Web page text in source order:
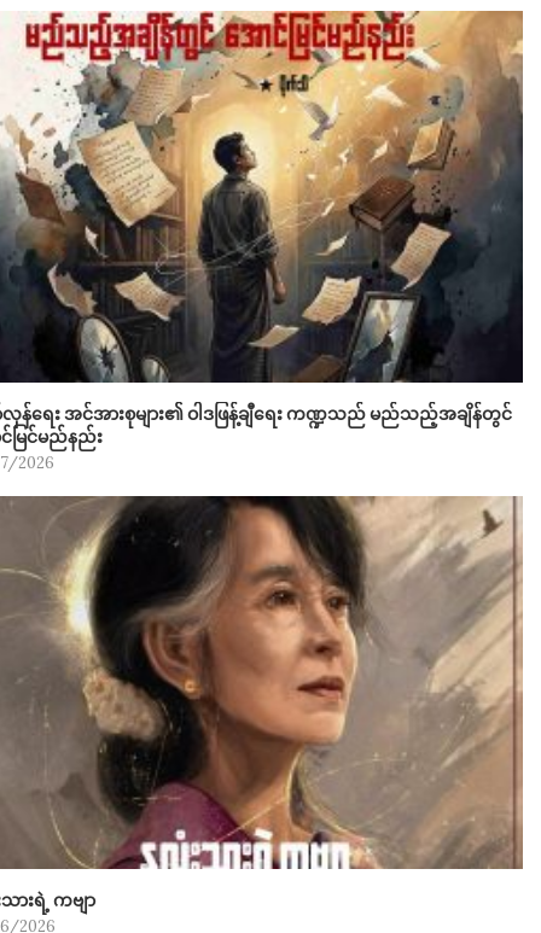
န်ရေး အင်အားစုများ၏ ဝါဒဖြန့်ချီရေး ကဏ္ဍသည် မည်သည့်အချိန်တွင်
မြင်မည်နည်း
2026
ားရဲ့ ကဗျာ
2026